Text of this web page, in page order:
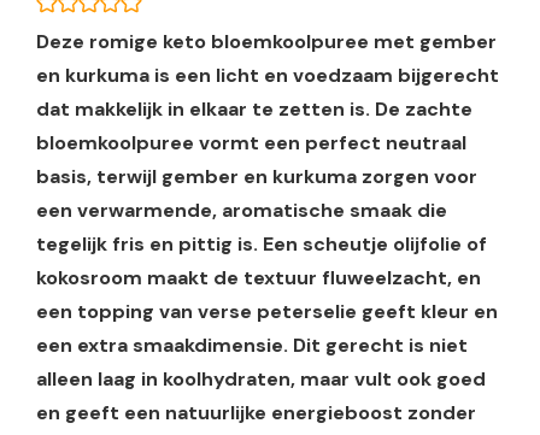
Deze romige keto bloemkoolpuree met gember
en kurkuma is een licht en voedzaam bijgerecht
dat makkelijk in elkaar te zetten is. De zachte
bloemkoolpuree vormt een perfect neutraal
basis, terwijl gember en kurkuma zorgen voor
een verwarmende, aromatische smaak die
tegelijk fris en pittig is. Een scheutje olijfolie of
kokosroom maakt de textuur fluweelzacht, en
een topping van verse peterselie geeft kleur en
een extra smaakdimensie. Dit gerecht is niet
alleen laag in koolhydraten, maar vult ook goed
en geeft een natuurlijke energieboost zonder